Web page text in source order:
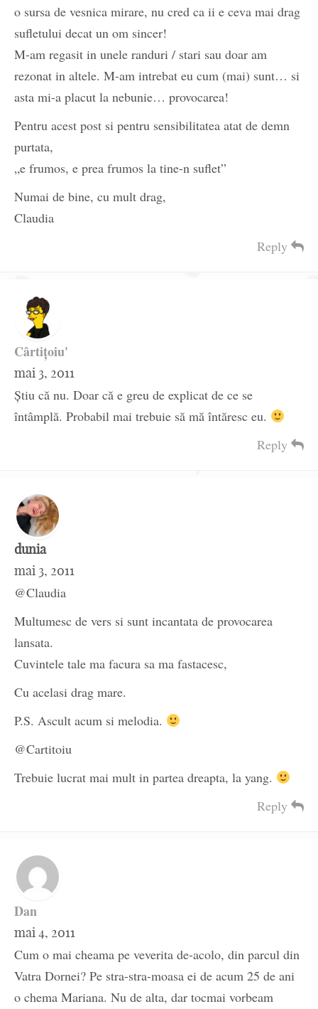
o sursa de vesnica mirare, nu cred ca ii e ceva mai drag
sufletului decat un om sincer!
M-am regasit in unele randuri / stari sau doar am
rezonat in altele. M-am intrebat eu cum (mai) sunt… si
asta mi-a placut la nebunie… provocarea!
Pentru acest post si pentru sensibilitatea atat de demn
purtata,
„e frumos, e prea frumos la tine-n suflet”
Numai de bine, cu mult drag,
Claudia
Reply
Cârtiţoiu'
mai 3, 2011
Ştiu că nu. Doar că e greu de explicat de ce se
întâmplă. Probabil mai trebuie să mă întăresc eu.
Reply
dunia
mai 3, 2011
@Claudia
Multumesc de vers si sunt incantata de provocarea
lansata.
Cuvintele tale ma facura sa ma fastacesc,
Cu acelasi drag mare.
P.S. Ascult acum si melodia.
@Cartitoiu
Trebuie lucrat mai mult in partea dreapta, la yang.
Reply
Dan
mai 4, 2011
Cum o mai cheama pe veverita de-acolo, din parcul din
Vatra Dornei? Pe stra-stra-moasa ei de acum 25 de ani
o chema Mariana. Nu de alta, dar tocmai vorbeam